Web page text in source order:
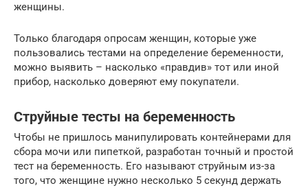
женщины.
Только благодаря опросам женщин, которые уже
пользовались тестами на определение беременности,
можно выявить – насколько «правдив» тот или иной
прибор, насколько доверяют ему покупатели.
Струйные тесты на беременность
Чтобы не пришлось манипулировать контейнерами для
сбора мочи или пипеткой, разработан точный и простой
тест на беременность. Его называют струйным из-за
того, что женщине нужно несколько 5 секунд держать